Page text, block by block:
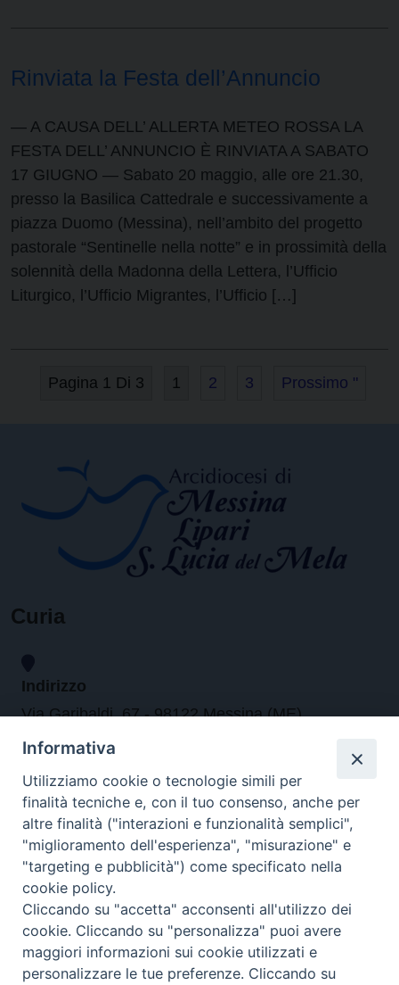
Rinviata la Festa dell’Annuncio
— A CAUSA DELL’ ALLERTA METEO ROSSA LA
FESTA DELL’ ANNUNCIO È RINVIATA A SABATO
17 GIUGNO — Sabato 20 maggio, alle ore 21.30,
presso la Basilica Cattedrale e successivamente a
piazza Duomo (Messina), nell’ambito del progetto
pastorale “Sentinelle nella notte” e in prossimità della
solennità della Madonna della Lettera, l’Ufficio
Liturgico, l’Ufficio Migrantes, l’Ufficio […]
Pagina 1 Di 3 1 2 3 Prossimo "
Curia
Indirizzo
Via Garibaldi, 67 - 98122 Messina (ME)
Orari
da lunedi al venerdi dalle ore 9.30 alle 12.30
Contatti
Tel. 090.6684111 - Fax. 090.6684206
arcivescovo.messina@tin.it
Canali social
Informativa
Utilizziamo cookie o tecnologie simili per
finalità tecniche e, con il tuo consenso, anche per
altre finalità ("interazioni e funzionalità semplici",
"miglioramento dell'esperienza", "misurazione" e
"targeting e pubblicità") come specificato nella
cookie policy.
Cliccando su "accetta" acconsenti all'utilizzo dei
cookie. Cliccando su "personalizza" puoi avere
maggiori informazioni sui cookie utilizzati e
personalizzare le tue preferenze. Cliccando su